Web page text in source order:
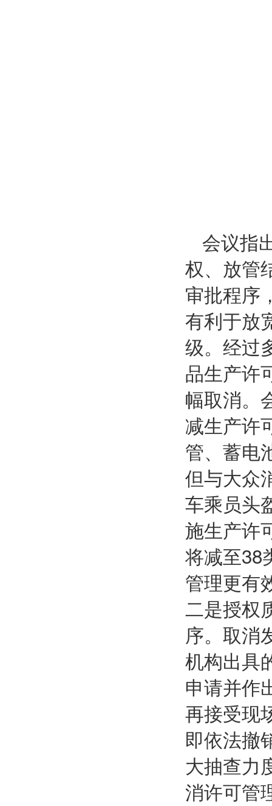
会议指
权、放管
审批程序
有利于放
级。经过
品生产许
幅取消。
减生产许
管、蓄电
但与大众
车乘员头
施生产许
将减至38
管理更有
二是授权
序。取消
机构出具
申请并作
再接受现
即依法撤
大抽查力
消许可管